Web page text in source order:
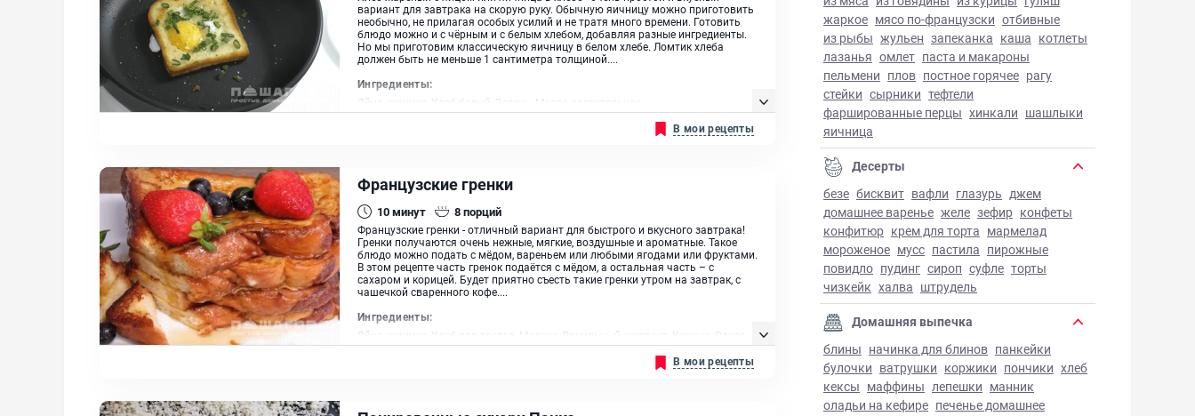
вариант для завтрака на скорую руку. Обычную яичницу можно приготовить
необычно, не прилагая особых усилий и не тратя много времени. Готовить
блюдо можно и с чёрным и с белым хлебом, добавляя разные ингредиенты.
Но мы приготовим классическую яичницу в белом хлебе. Ломтик хлеба
должен быть не меньше 1 сантиметра толщиной....
Ингредиенты:
Яйцо куриное, Хлеб белый, Зелень, Масло растительное
В мои рецепты
Французские гренки
10минут 8порций
Французские гренки - отличный вариант для быстрого и вкусного завтрака!
Гренки получаются очень нежные, мягкие, воздушные и ароматные. Такое
блюдо можно подать с мёдом, вареньем или любыми ягодами или фруктами.
В этом рецепте часть гренок подаётся с мёдом, а остальная часть – с
сахаром и корицей. Будет приятно съесть такие гренки утром на завтрак, с
чашечкой сваренного кофе....
Ингредиенты:
Яйцо куриное, Хлеб для тостов, Молоко, Ванильный экстракт, Корица, Сахар,
В мои рецепты
жаркое мясо по-французски отбивные
из рыбы жульен запеканка каша котлеты
лазанья омлет паста и макароны
пельмени плов постное горячее рагу
стейки сырники тефтели
фаршированные перцы хинкали шашлыки
яичница
Десерты
безе бисквит вафли глазурь джем
домашнее варенье желе зефир конфеты
конфитюр крем для торта мармелад
мороженое мусс пастила пирожные
повидло пудинг сироп суфле торты
чизкейк халва штрудель
Домашняя выпечка
блины начинка для блинов панкейки
булочки ватрушки коржики пончики хлеб
кексы маффины лепешки манник
оладьи на кефире печенье домашнее